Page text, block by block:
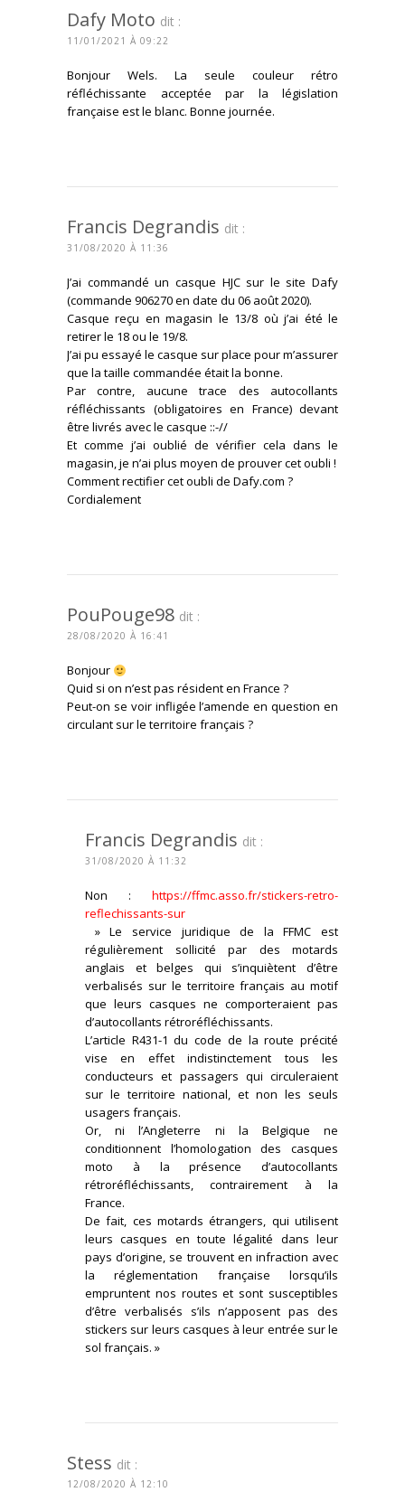
Dafy Moto dit :
11/01/2021 À 09:22
Bonjour Wels. La seule couleur rétro
réfléchissante acceptée par la législation
française est le blanc. Bonne journée.
Francis Degrandis dit :
31/08/2020 À 11:36
J’ai commandé un casque HJC sur le site Dafy
(commande 906270 en date du 06 août 2020).
Casque reçu en magasin le 13/8 où j’ai été le
retirer le 18 ou le 19/8.
J’ai pu essayé le casque sur place pour m’assurer
que la taille commandée était la bonne.
Par contre, aucune trace des autocollants
réfléchissants (obligatoires en France) devant
être livrés avec le casque ::-//
Et comme j’ai oublié de vérifier cela dans le
magasin, je n’ai plus moyen de prouver cet oubli !
Comment rectifier cet oubli de Dafy.com ?
Cordialement
PouPouge98 dit :
28/08/2020 À 16:41
Bonjour
Quid si on n’est pas résident en France ?
Peut-on se voir infligée l’amende en question en
circulant sur le territoire français ?
Francis Degrandis dit :
31/08/2020 À 11:32
Non : https://ffmc.asso.fr/stickers-retro-
reflechissants-sur
» Le service juridique de la FFMC est
régulièrement sollicité par des motards
anglais et belges qui s’inquiètent d’être
verbalisés sur le territoire français au motif
que leurs casques ne comporteraient pas
d’autocollants rétroréfléchissants.
L’article R431-1 du code de la route précité
vise en effet indistinctement tous les
conducteurs et passagers qui circuleraient
sur le territoire national, et non les seuls
usagers français.
Or, ni l’Angleterre ni la Belgique ne
conditionnent l’homologation des casques
moto à la présence d’autocollants
rétroréfléchissants, contrairement à la
France.
De fait, ces motards étrangers, qui utilisent
leurs casques en toute légalité dans leur
pays d’origine, se trouvent en infraction avec
la réglementation française lorsqu’ils
empruntent nos routes et sont susceptibles
d’être verbalisés s’ils n’apposent pas des
stickers sur leurs casques à leur entrée sur le
sol français. »
Stess dit :
12/08/2020 À 12:10